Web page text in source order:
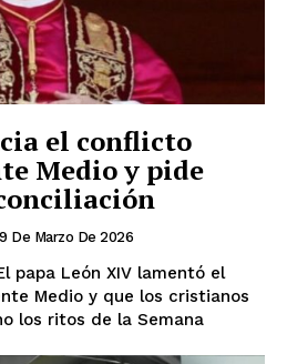
el conflicto
Medio y pide
De Marzo De 2026
papa León XIV lamentó el
Medio y que los cristianos
los ritos de la Semana